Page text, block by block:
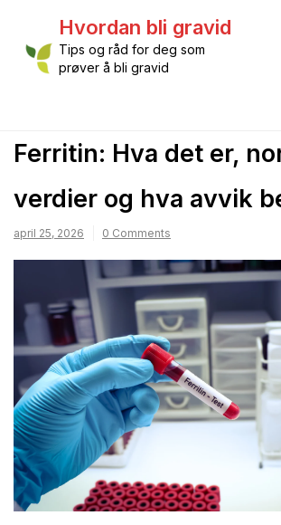
content
Hvordan bli gravid
Tips og råd for deg som
prøver å bli gravid
Ferritin: Hva det er,
verdier og hva avvik
april 25, 2026 0 Comments